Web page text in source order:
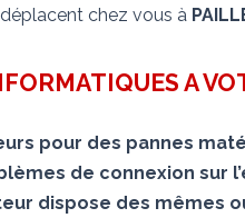
chez vous à
A
pour des pannes
de connexion sur
dispose des mêmes